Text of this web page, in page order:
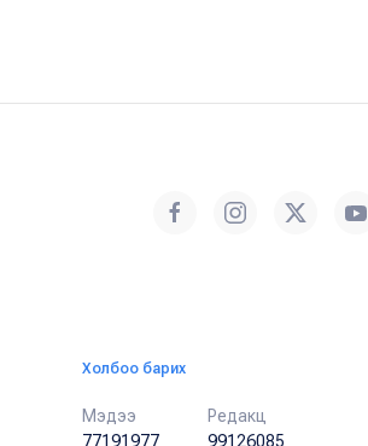
Холбоо барих
Мэдээ
77191977
Редакц
99126085